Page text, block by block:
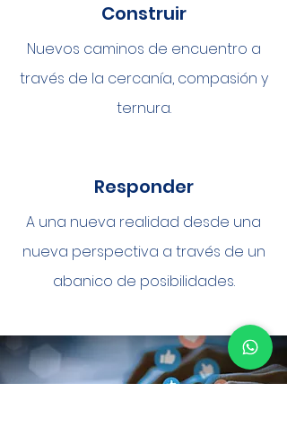
Construir
Nuevos caminos de encuentro a
través de la cercanía, compasión y
ternura.
Responder
A una nueva realidad desde una
nueva perspectiva a través de un
abanico de posibilidades.